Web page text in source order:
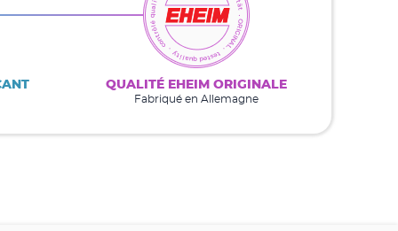
QUALITÉ EHEIM ORIGINALE
Fabriqué en Allemagne